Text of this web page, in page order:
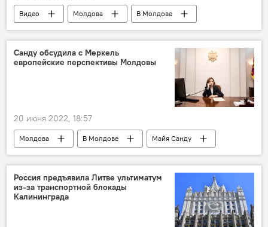
Видео Молдова
В Молдове
протест
Корнелиу Чуря
Мультимедиа
Санду обсудила с Меркель
европейские перспективы Молдовы
20 июня 2022, 18:57
Молдова В Молдове Майя Санду
Россия предъявила Литве ультиматум
из-за транспортной блокады
Калининграда